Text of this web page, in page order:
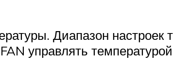
Диапазон настроек
управлять